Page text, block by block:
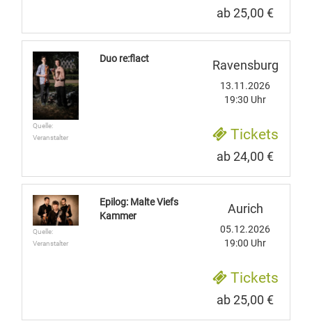
ab 25,00 €
Quelle:
Veranstalter
Duo re:flact Ravensburg
13.11.2026
19:30 Uhr
Tickets
ab 24,00 €
Quelle:
Veranstalter
Epilog: Malte Viefs
Kammer
Aurich
05.12.2026
19:00 Uhr
Tickets
ab 25,00 €